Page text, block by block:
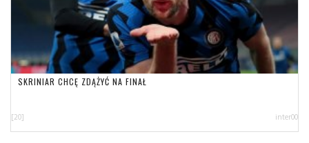
SKRINIAR CHCĘ ZDĄŻYĆ NA FINAŁ
[20] inter00